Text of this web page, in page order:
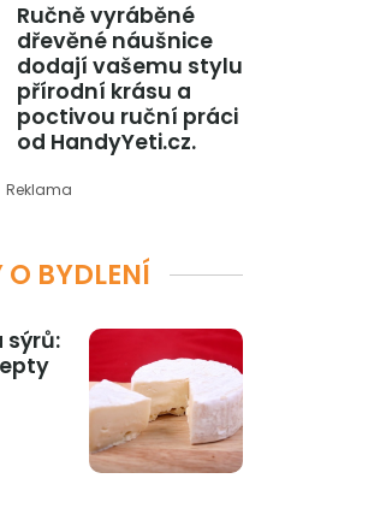
Ručně vyráběné
dřevěné náušnice
dodají vašemu stylu
přírodní krásu a
poctivou ruční práci
od HandyYeti.cz.
Reklama
BYDLENÍ
sýrů: